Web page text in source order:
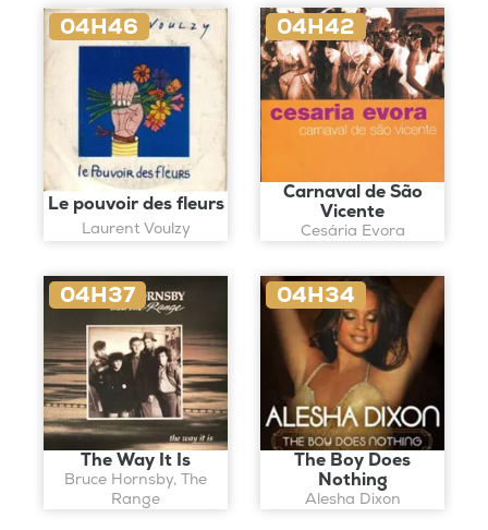
04H46
Le pouvoir des fleurs
Laurent Voulzy
04H42
Carnaval de São
Vicente
Cesária Evora
04H37
The Way It Is
Bruce Hornsby, The
Range
04H34
The Boy Does
Nothing
Alesha Dixon